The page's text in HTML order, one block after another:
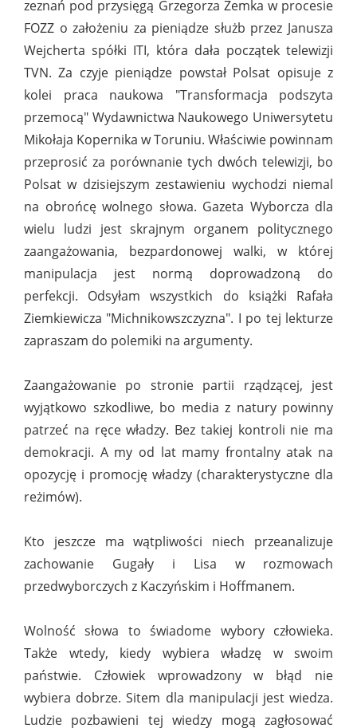
zeznań pod przysięgą Grzegorza Żemka w procesie
FOZZ o założeniu za pieniądze służb przez Janusza
Wejcherta spółki ITI, która dała początek telewizji
TVN. Za czyje pieniądze powstał Polsat opisuje z
kolei praca naukowa "Transformacja podszyta
przemocą" Wydawnictwa Naukowego Uniwersytetu
Mikołaja Kopernika w Toruniu. Właściwie powinnam
przeprosić za porównanie tych dwóch telewizji, bo
Polsat w dzisiejszym zestawieniu wychodzi niemal
na obrońcę wolnego słowa. Gazeta Wyborcza dla
wielu ludzi jest skrajnym organem politycznego
zaangażowania, bezpardonowej walki, w której
manipulacja jest normą doprowadzoną do
perfekcji. Odsyłam wszystkich do książki Rafała
Ziemkiewicza "Michnikowszczyzna". I po tej lekturze
zapraszam do polemiki na argumenty.
Zaangażowanie po stronie partii rządzącej, jest
wyjątkowo szkodliwe, bo media z natury powinny
patrzeć na ręce władzy. Bez takiej kontroli nie ma
demokracji. A my od lat mamy frontalny atak na
opozycję i promocję władzy (charakterystyczne dla
reżimów).
Kto jeszcze ma wątpliwości niech przeanalizuje
zachowanie Gugały i Lisa w rozmowach
przedwyborczych z Kaczyńskim i Hoffmanem.
Wolność słowa to świadome wybory człowieka.
Także wtedy, kiedy wybiera władzę w swoim
państwie. Człowiek wprowadzony w błąd nie
wybiera dobrze. Sitem dla manipulacji jest wiedza.
Ludzie pozbawieni tej wiedzy mogą zagłosować